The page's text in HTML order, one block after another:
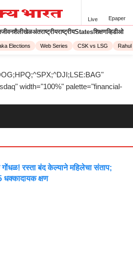
Live Epaper
जीवनशैलीखेळअंतराष्ट्रीयराष्ट्रीयStatesशिक्षणव्हिडीओ
Elections Web Series CSK vs LSG Rahul
width="100%" palette="financial-
रस्ता बंद केल्याने महिलेचा संताप;
तोडून सुसाट कार, 5 धक्कादायक क्षण